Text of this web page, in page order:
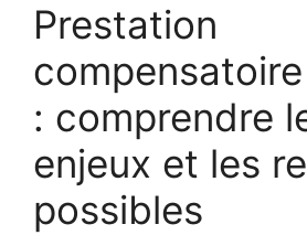
Prestation
: comprendre
enjeux et les
possibles